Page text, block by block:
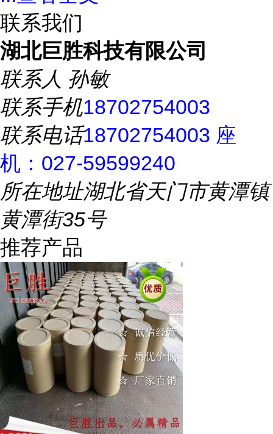
联系我们
湖北巨胜科技有限公司
联系人 孙敏
联系手机18702754003
联系电话18702754003 座
机：027-59599240
所在地址湖北省天门市黄潭镇
黄潭街35号
推荐产品